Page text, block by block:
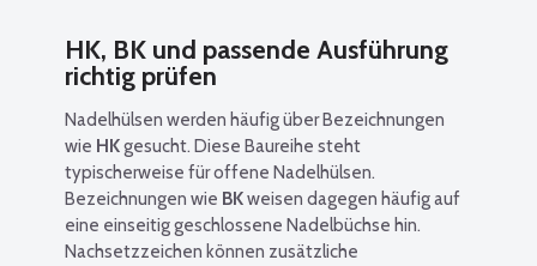
HK, BK und passende Ausführung
richtig prüfen
Nadelhülsen werden häufig über Bezeichnungen
wie HKgesucht. Diese Baureihe steht
typischerweise für offene Nadelhülsen.
Bezeichnungen wie BKweisen dagegen häufig auf
eine einseitig geschlossene Nadelbüchse hin.
Nachsetzzeichen können zusätzliche